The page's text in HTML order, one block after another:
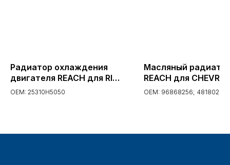
Радиатор охлаждения
двигателя REACH для RIO;
2017- (1.40.22750.116, 40-
OEM: 25310H5050
Масляный
REACH для
CAPTIVA (C100,
OEM: 96868256; 4818024;